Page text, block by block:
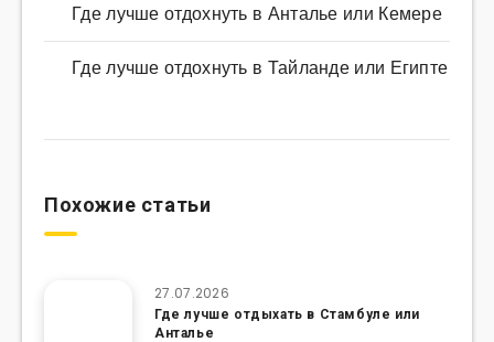
Где лучше отдохнуть в Анталье или Кемере
Где лучше отдохнуть в Тайланде или Египте
Похожие статьи
27.07.2026
Где лучше отдыхать в Стамбуле или
Анталье